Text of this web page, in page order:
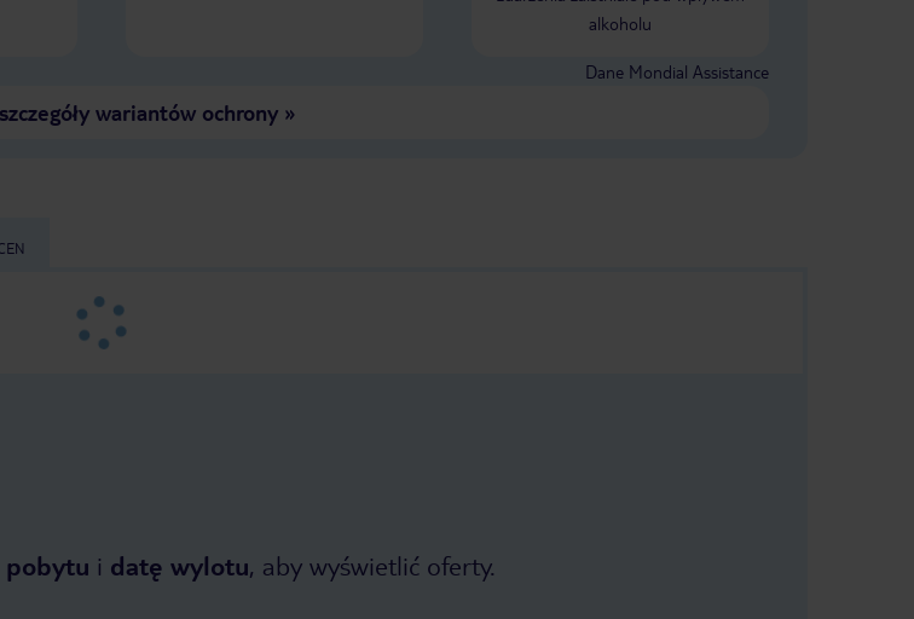
alkoholu
Dane Mondial Assistance
wariantów ochrony»
pobytu i datę wylotu, aby wyświetlić oferty.